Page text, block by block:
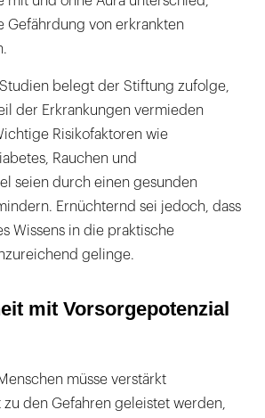
Gefährdung von erkrankten
belegt der Stiftung zufolge,
der Erkrankungen vermieden
Risikofaktoren wie
Rauchen und
seien durch einen gesunden
Ernüchternd sei jedoch, dass
Wissens in die praktische
gelinge.
mit Vorsorgepotenzial
müsse verstärkt
den Gefahren geleistet werden,